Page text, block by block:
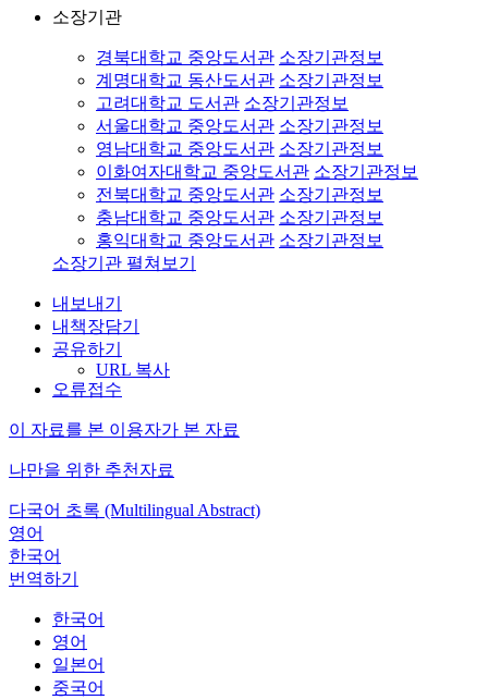
소장기관
경북대학교 중앙도서관 소장기관정보
계명대학교 동산도서관 소장기관정보
고려대학교 도서관 소장기관정보
서울대학교 중앙도서관 소장기관정보
영남대학교 중앙도서관 소장기관정보
이화여자대학교 중앙도서관 소장기관정보
전북대학교 중앙도서관 소장기관정보
충남대학교 중앙도서관 소장기관정보
홍익대학교 중앙도서관 소장기관정보
소장기관 펼쳐보기
내보내기
내책장담기
공유하기
URL 복사
오류접수
이 자료를 본 이용자가 본 자료
나만을 위한 추천자료
다국어 초록 (Multilingual Abstract)
영어
한국어
번역하기
한국어
영어
일본어
중국어